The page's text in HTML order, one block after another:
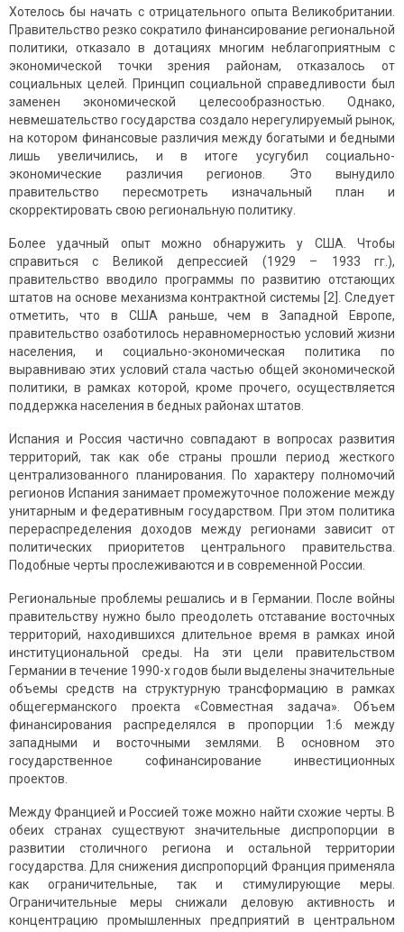
Хотелось бы начать с отрицательного опыта Великобритании.
Правительство резко сократило финансирование региональной
политики, отказало в дотациях многим неблагоприятным с
экономической точки зрения районам, отказалось от
социальных целей. Принцип социальной справедливости был
заменен экономической целесообразностью. Однако,
невмешательство государства создало нерегулируемый рынок,
на котором финансовые различия между богатыми и бедными
лишь увеличились, и в итоге усугубил социально-
экономические различия регионов. Это вынудило
правительство пересмотреть изначальный план и
скорректировать свою региональную политику.
Более удачный опыт можно обнаружить у США. Чтобы
справиться с Великой депрессией (1929 – 1933 гг.),
правительство вводило программы по развитию отстающих
штатов на основе механизма контрактной системы [2]. Следует
отметить, что в США раньше, чем в Западной Европе,
правительство озаботилось неравномерностью условий жизни
населения, и социально-экономическая политика по
выравниваю этих условий стала частью общей экономической
политики, в рамках которой, кроме прочего, осуществляется
поддержка населения в бедных районах штатов.
Испания и Россия частично совпадают в вопросах развития
территорий, так как обе страны прошли период жесткого
централизованного планирования. По характеру полномочий
регионов Испания занимает промежуточное положение между
унитарным и федеративным государством. При этом политика
перераспределения доходов между регионами зависит от
политических приоритетов центрального правительства.
Подобные черты прослеживаются и в современной России.
Региональные проблемы решались и в Германии. После войны
правительству нужно было преодолеть отставание восточных
территорий, находившихся длительное время в рамках иной
институциональной среды. На эти цели правительством
Германии в течение 1990-х годов были выделены значительные
объемы средств на структурную трансформацию в рамках
общегерманского проекта «Совместная задача». Объем
финансирования распределялся в пропорции 1:6 между
западными и восточными землями. В основном это
государственное софинансирование инвестиционных
проектов.
Между Францией и Россией тоже можно найти схожие черты. В
обеих странах существуют значительные диспропорции в
развитии столичного региона и остальной территории
государства. Для снижения диспропорций Франция применяла
как ограничительные, так и стимулирующие меры.
Ограничительные меры снижали деловую активность и
концентрацию промышленных предприятий в центральном